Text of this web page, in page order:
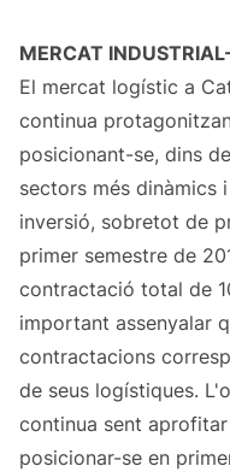
MERCAT
El mercat logístic a
continua
posicionant-se, dins
sectors més dinàmics
inversió, sobretot de
primer semestre de
contractació total de
important assenyalar
contractacions
de seus logístiques.
continua sent
posicionar-se en